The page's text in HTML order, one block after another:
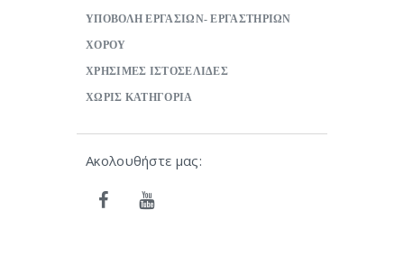
ΥΠΟΒΟΛΗ ΕΡΓΑΣΙΩΝ- ΕΡΓΑΣΤΗΡΙΩΝ
ΧΟΡΟΥ
ΧΡΗΣΙΜΕΣ ΙΣΤΟΣΕΛΙΔΕΣ
ΧΩΡΙΣ ΚΑΤΗΓΟΡΙΑ
Ακολουθήστε μας: